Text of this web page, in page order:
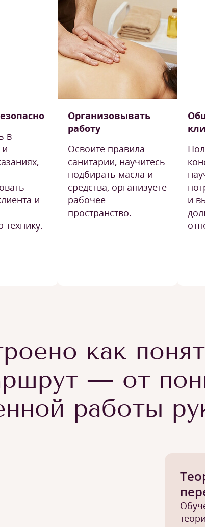
в
и
технику.
Организовывать
работу
Освоите правила
санитарии, научитесь
подбирать масла и
средства, организуете
рабочее
пространство.
и
как
— от
работы